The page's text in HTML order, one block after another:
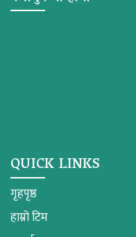
QUICK LINKS
गृहपृष्ठ
हाम्रो टिम